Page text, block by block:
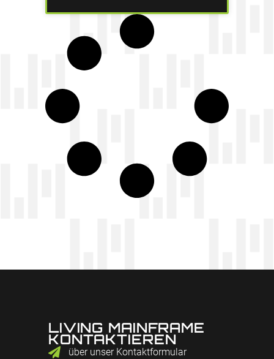
LIVING MAINFRAME
KONTAKTIEREN
über unser Kontaktformular